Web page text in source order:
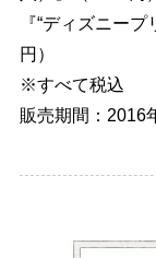
『“ディズニー
円）
※すべて税込
販売期間：2016